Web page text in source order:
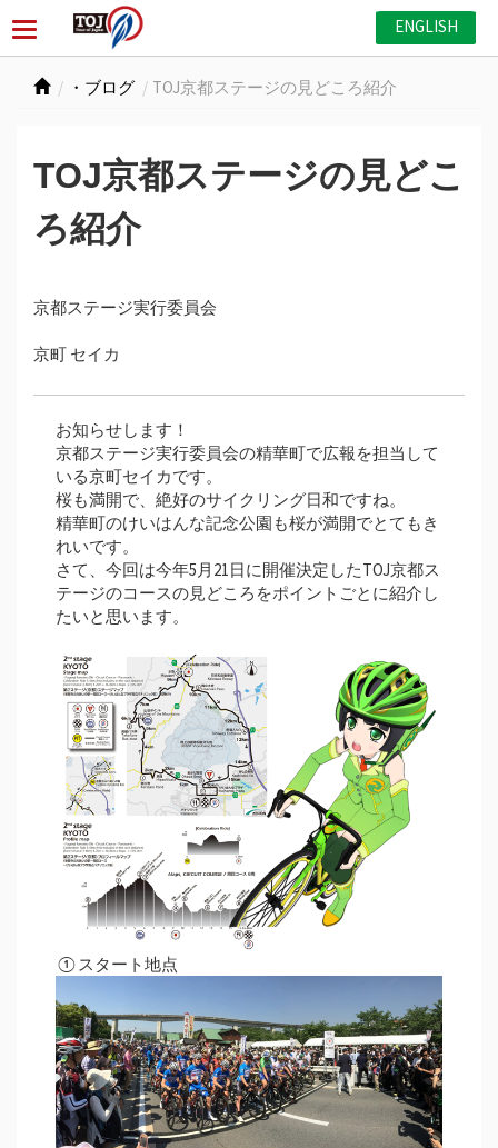
ENGLISH
・ブログ TOJ京都ステージの見どころ紹介
TOJ京都ステージの見どこ
ろ紹介
京都ステージ実行委員会
京町 セイカ
お知らせします！
京都ステージ実行委員会の精華町で広報を担当して
いる京町セイカです。
桜も満開で、絶好のサイクリング日和ですね。
精華町のけいはんな記念公園も桜が満開でとてもき
れいです。
さて、今回は今年5月21日に開催決定したTOJ京都ス
テージのコースの見どころをポイントごとに紹介し
たいと思います。
①スタート地点